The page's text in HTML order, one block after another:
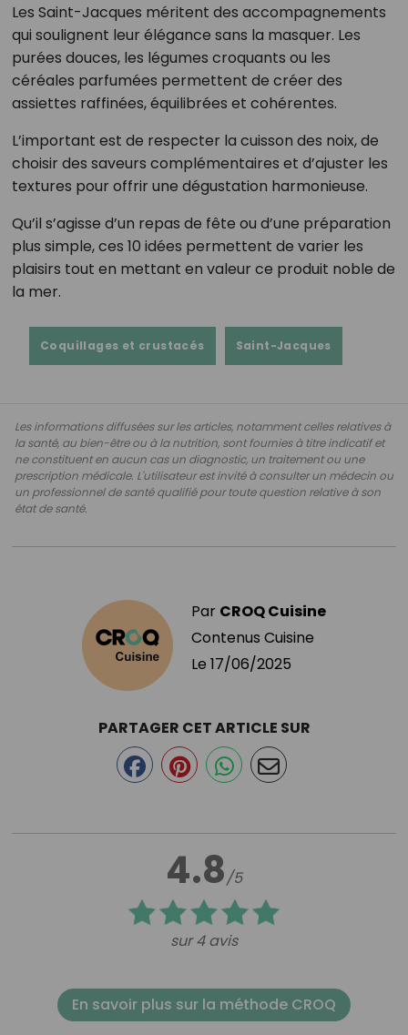
Les Saint-Jacques méritent des accompagnements
qui soulignent leur élégance sans la masquer. Les
purées douces, les légumes croquants ou les
céréales parfumées permettent de créer des
assiettes raffinées, équilibrées et cohérentes.
L’important est de respecter la cuisson des noix, de
choisir des saveurs complémentaires et d’ajuster les
textures pour offrir une dégustation harmonieuse.
Qu’il s’agisse d’un repas de fête ou d’une préparation
plus simple, ces 10 idées permettent de varier les
plaisirs tout en mettant en valeur ce produit noble de
la mer.
Coquillages et crustacés Saint-Jacques
Les informations diffusées sur les articles, notamment celles relatives à
la santé, au bien-être ou à la nutrition, sont fournies à titre indicatif et
ne constituent en aucun cas un diagnostic, un traitement ou une
prescription médicale. L'utilisateur est invité à consulter un médecin ou
un professionnel de santé qualifié pour toute question relative à son
état de santé.
Par CROQ Cuisine
Contenus Cuisine
Le 17/06/2025
4.8/5
sur 4 avis
PARTAGER CET ARTICLE SUR
En savoir plus sur la méthode CROQ